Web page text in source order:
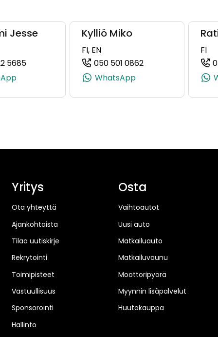
+358 50 520 5634)
Jesse
5685
(+358409225685, 0409225685, +358 40 922 5685)
Kylliö Miko
FI, EN
050 501 0862
(+358505010862,
WhatsApp
FI
Yritys
Ota yhteyttä
Ajankohtaista
Tilaa uutiskirje
Rekrytointi
Toimipisteet
Vastuullisuus
Sponsorointi
Hallinto
Osta
Vaihtoautot
Uusi auto
Matkailuauto
Matkailuvaunu
Moottoripyörä
Myynnin lisäpalvelut
Huutokauppa